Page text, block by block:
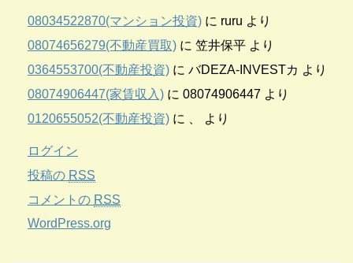
08034522870(マンション投資) に ruru より
08074656279(不動産買取) に 笠井保平 より
0364553700(不動産投資) に バDEZA-INVESTカ より
08074906447(家賃収入) に 08074906447 より
0120655052(不動産投資) に より
ログイン
投稿の RSS
コメントの RSS
WordPress.org